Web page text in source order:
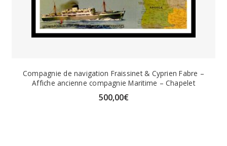
Compagnie de navigation Fraissinet & Cyprien Fabre –
Affiche ancienne compagnie Maritime – Chapelet
500,00€